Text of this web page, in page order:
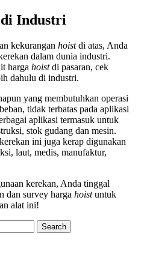
Industri
kekurangan hoistdi atas, Anda
dalam dunia industri.
harga hoistdi pasaran, cek
dahulu di industri.
yang membutuhkan operasi
tidak terbatas pada aplikasi
aplikasi termasuk untuk
stok gudang dan mesin.
ini juga kerap digunakan
laut, medis, manufaktur,
kerekan, Anda tinggal
dan survey harga hoistuntuk
alat ini!
Search